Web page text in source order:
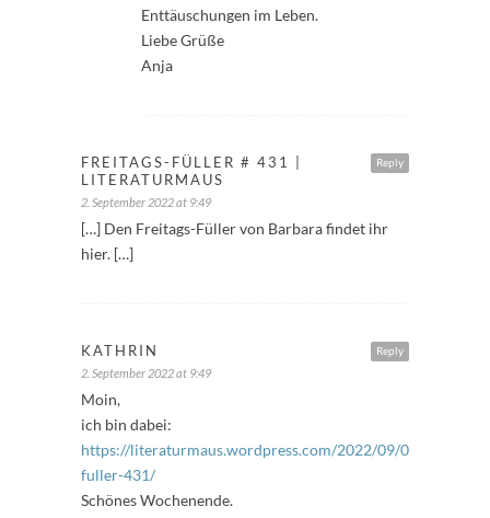
Enttäuschungen im Leben.
Liebe Grüße
Anja
Reply
FREITAGS-FÜLLER # 431 |
LITERATURMAUS
2. September 2022 at 9:49
[…] Den Freitags-Füller von Barbara findet ihr
hier. […]
Reply
KATHRIN
2. September 2022 at 9:49
Moin,
ich bin dabei:
https://literaturmaus.wordpress.com/2022/09/02/freitags-
fuller-431/
Schönes Wochenende.